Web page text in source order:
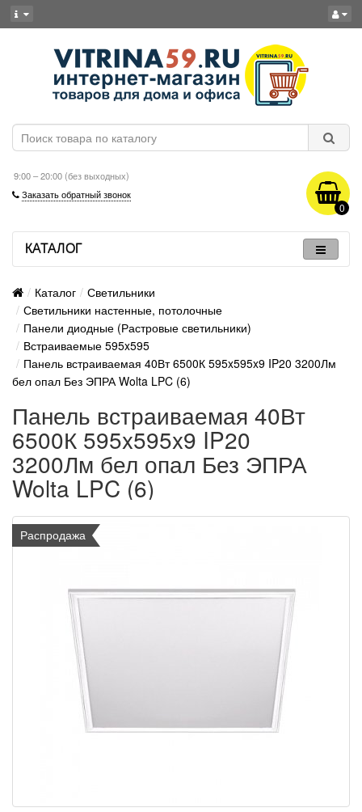
9:00 – 20:00 (без выходных)
Заказать обратный звонок
0
КАТАЛОГ
Каталог
Светильники
Светильники настенные, потолочные
Панели диодные (Растровые светильники)
Встраиваемые 595x595
Панель встраиваемая 40Вт 6500К 595x595x9 IP20 3200Лм
бел опал Без ЭПРА Wolta LPC (6)
Панель встраиваемая 40Вт
6500К 595x595x9 IP20
3200Лм бел опал Без ЭПРА
Wolta LPC (6)
Распродажа